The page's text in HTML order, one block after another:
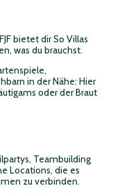
bietet dir So Villas
was du brauchst.
in der Nähe: Hier
oder der Braut
Teambuilding
Locations, die es
zu verbinden.